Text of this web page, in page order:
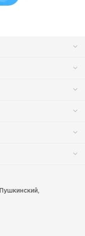
Пушкинский,